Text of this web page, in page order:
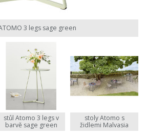
3 legs sage green
stůl Atomo 3 legs v
barvě sage green
stoly Atomo s
židlemi Malvasia